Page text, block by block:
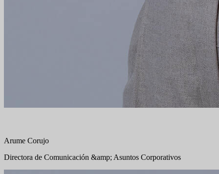
Arume Corujo
Directora de Comunicación &amp; Asuntos Corporativos